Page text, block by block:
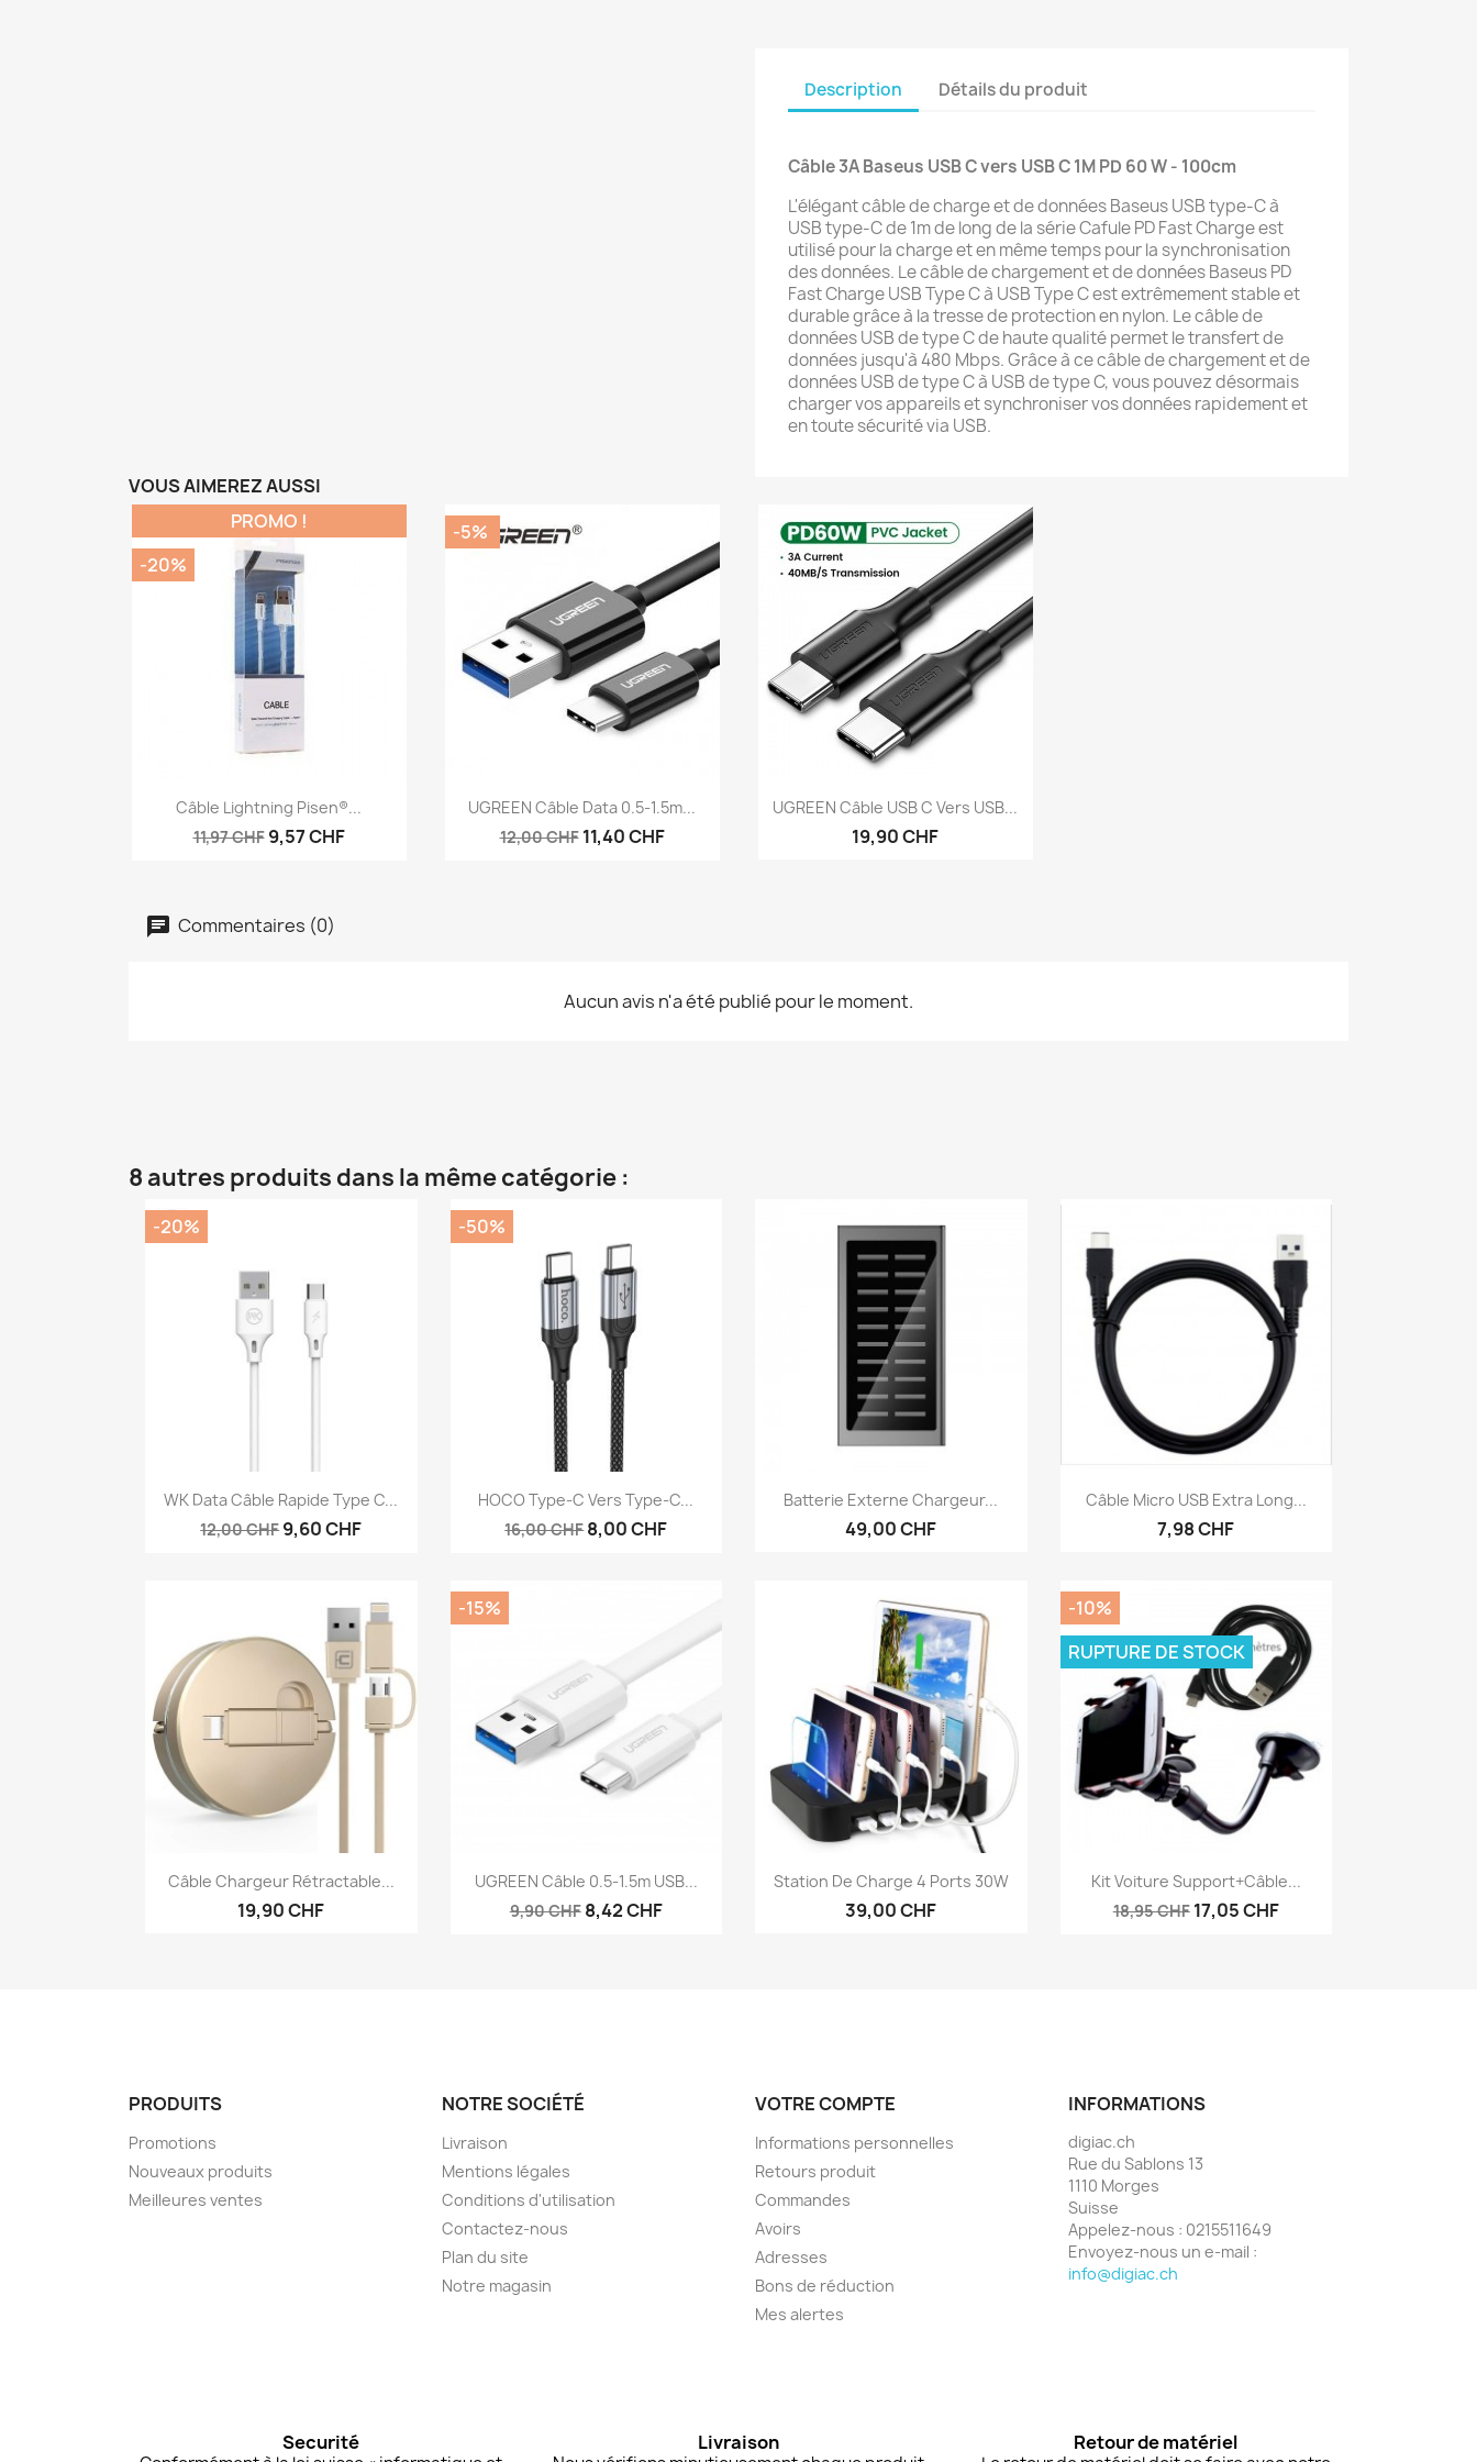
Description Détails du produit
Câble 3A Baseus USB C vers USB C 1M PD 60 W - 100cm
L'élégant câble de charge et de données Baseus USB type-C à
USB type-C de 1m de long de la série Cafule PD Fast Charge est
utilisé pour la charge et en même temps pour la synchronisation
des données. Le câble de chargement et de données Baseus PD
Fast Charge USB Type C à USB Type C est extrêmement stable et
durable grâce à la tresse de protection en nylon. Le câble de
données USB de type C de haute qualité permet le transfert de
données jusqu'à 480 Mbps. Grâce à ce câble de chargement et de
données USB de type C à USB de type C, vous pouvez désormais
charger vos appareils et synchroniser vos données rapidement et
en toute sécurité via USB.
VOUS AIMEREZ AUSSI
 Aperçu rapide
Câble Lightning Pisen®...
11,97 CHF 9,57 CHF
PROMO !
-20%
Aperçu rapide
UGREEN Câble Data 0.5-1.5m...
12,00 CHF 11,40 CHF
-5%
Aperçu rapide
UGREEN Câble USB C Vers USB...
19,90 CHF
Commentaires (0)
Aucun avis n'a été publié pour le moment.
8 autres produits dans la même catégorie :
Aperçu rapide
WK Data Câble Rapide Type C...
12,00 CHF9,60 CHF
-20%
Aperçu rapide
HOCO Type-C Vers Type-C...
16,00 CHF8,00 CHF
-50%
Aperçu rapide
Batterie Externe Chargeur...
49,00 CHF
Aperçu rapide
Câble Micro USB Extra Long...
7,98 CHF
Aperçu rapide
Câble Chargeur Rétractable...
19,90 CHF
Aperçu rapide
UGREEN Câble 0.5-1.5m USB...
9,90 CHF 8,42 CHF
-15%
Aperçu rapide
Station De Charge 4 Ports 30W
39,00 CHF
Aperçu rapide
Kit Voiture Support+câble...
18,95 CHF 17,05 CHF
-10%
RUPTURE DE STOCK
PRODUITS
Promotions
Nouveaux produits
Meilleures ventes
NOTRE SOCIÉTÉ
Livraison
Mentions légales
Conditions d'utilisation
Contactez-nous
Plan du site
Notre magasin
VOTRE COMPTE
Informations personnelles
Retours produit
Commandes
Avoirs
Adresses
Bons de réduction
Mes alertes
INFORMATIONS
digiac.ch
Rue du Sablons 13
1110 Morges
Suisse
Appelez-nous : 0215511649
Envoyez-nous un e-mail :
info@digiac.ch
Securité Livraison Retour de matériel